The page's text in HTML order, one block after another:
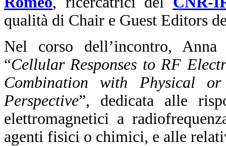
qualità di Chair e Guest Editors
Nel corso dell’incontro,
“Cellular Responses to RF
Combination with Physical
Perspective”, dedicata alle
elettromagnetici a
agenti fisici o chimici, e alle